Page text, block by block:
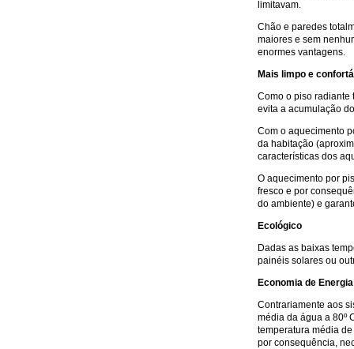
limitavam.
Chão e paredes
maiores e sem
enormes vantagens.
Mais limpo e
Como o piso radiante
evita a acumulação
Com o aquecimento
da habitação
características dos
O aquecimento por
fresco e por
do ambiente) e
Ecológico
Dadas as baixas
painéis solares ou
Economia de Energia
Contrariamente aos
média da água a 80º
temperatura média
por consequência,